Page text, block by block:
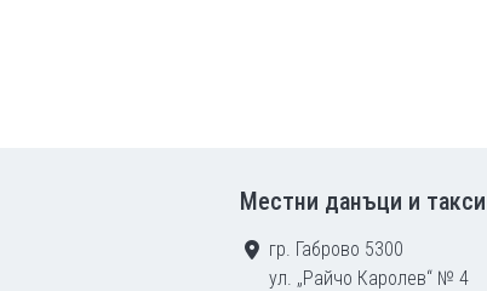
Местни данъци и такси
гр. Габрово 5300
ул. „Райчо Каролев“ № 4